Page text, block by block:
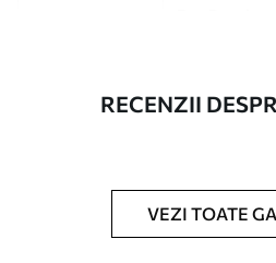
Puteți adăuga
RECENZII
VEZI TOATE